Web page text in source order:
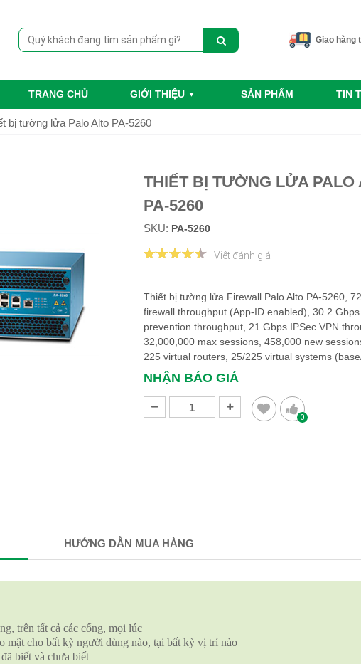
Giao hàng
TRANG CHỦ GIỚI THIỆU SẢN PHẨM TIN
bị tường lửa Palo Alto PA-5260
THIẾT BỊ TƯỜNG LỬA PALO
PA-5260
SKU: PA-5260
Viết đánh giá
Thiết bị tường lửa Firewall Palo Alto PA-5260,
firewall throughput (App-ID enabled), 30.2
prevention throughput, 21 Gbps IPSec VPN
32,000,000 max sessions, 458,000 new
225 virtual routers, 25/225 virtual systems
NHẬN BÁO GIÁ
0
HƯỚNG DẪN MUA HÀNG
trên tất cả các cổng, mọi lúc
mật cho bất kỳ người dùng nào, tại bất kỳ vị trí nào
biết và chưa biết